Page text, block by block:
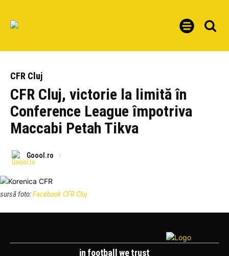
CFR Cluj
CFR Cluj, victorie la limită în
Conference League împotriva
Maccabi Petah Tikva
Goool.ro
sursă foto:Facebook CFR Cluj
in football we trust